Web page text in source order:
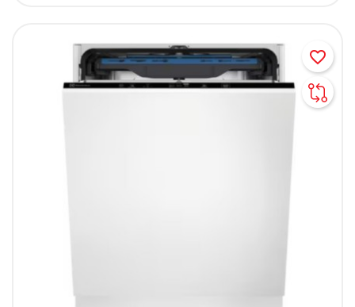
favorite_border